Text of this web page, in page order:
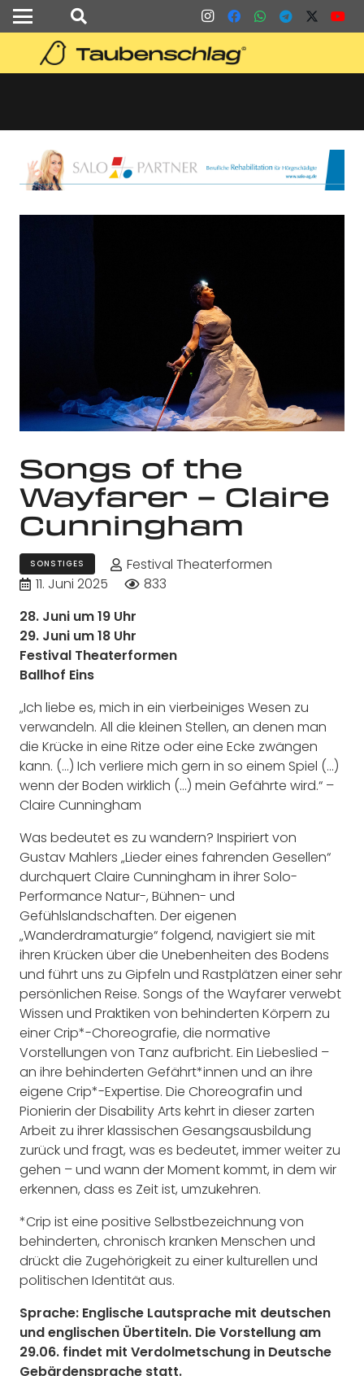
Songs of the
Wayfarer – Claire
Cunningham
SONSTIGES
Festival Theaterformen
11. Juni 2025
833
28. Juni um 19 Uhr
29. Juni um 18 Uhr
Festival Theaterformen
Ballhof Eins
„Ich liebe es, mich in ein vierbeiniges Wesen zu
verwandeln. All die kleinen Stellen, an denen man
die Krücke in eine Ritze oder eine Ecke zwängen
kann. (…) Ich verliere mich gern in so einem Spiel (…)
wenn der Boden wirklich (…) mein Gefährte wird.“ –
Claire Cunningham
Was bedeutet es zu wandern? Inspiriert von
Gustav Mahlers „Lieder eines fahrenden Gesellen“
durchquert Claire Cunningham in ihrer Solo-
Performance Natur-, Bühnen- und
Gefühlslandschaften. Der eigenen
„Wanderdramaturgie“ folgend, navigiert sie mit
ihren Krücken über die Unebenheiten des Bodens
und führt uns zu Gipfeln und Rastplätzen einer sehr
persönlichen Reise. Songs of the Wayfarer verwebt
Wissen und Praktiken von behinderten Körpern zu
einer Crip*-Choreografie, die normative
Vorstellungen von Tanz aufbricht. Ein Liebeslied –
an ihre behinderten Gefährt*innen und an ihre
eigene Crip*-Expertise. Die Choreografin und
Pionierin der Disability Arts kehrt in dieser zarten
Arbeit zu ihrer klassischen Gesangsausbildung
zurück und fragt, was es bedeutet, immer weiter zu
gehen – und wann der Moment kommt, in dem wir
erkennen, dass es Zeit ist, umzukehren.
*Crip ist eine positive Selbstbezeichnung von
behinderten, chronisch kranken Menschen und
drückt die Zugehörigkeit zu einer kulturellen und
politischen Identität aus.
Sprache: Englische Lautsprache mit deutschen
und englischen Übertiteln. Die Vorstellung am
29.06. findet mit Verdolmetschung in Deutsche
Gebärdensprache statt.